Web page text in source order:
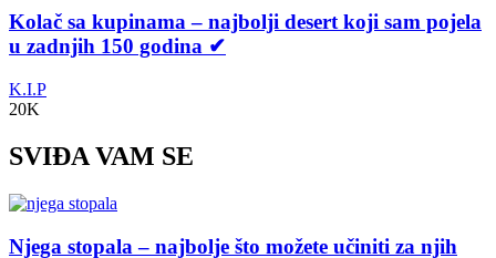
Kolač sa kupinama – najbolji desert koji sam pojela
u zadnjih 150 godina ✔
K.I.P
20K
SVIĐA VAM SE
Njega stopala – najbolje što možete učiniti za njih